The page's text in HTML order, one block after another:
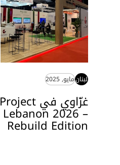
لبنانمايو, 2025
غزّاوي في Project
Lebanon 2026 –
Rebuild Edition